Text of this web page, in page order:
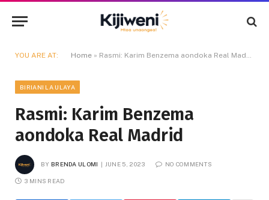
YOU ARE AT: Home » Rasmi: Karim Benzema aondoka Real Madrid
BIRIANI LA ULAYA
Rasmi: Karim Benzema
aondoka Real Madrid
BY BRENDA ULOMI JUNE 5, 2023 NO COMMENTS
3 MINS READ